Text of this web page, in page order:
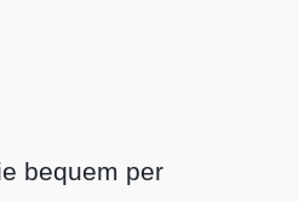
bequem per